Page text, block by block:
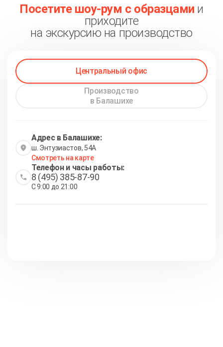
Посетите шоу-рум с образцами и
приходите
на экскурсию на производство
Центральный офис
Производство
в Балашихе
Адрес в Балашихе:
ш. Энтузиастов, 54А
Смотреть на карте
Телефон и часы работы:
8 (495) 385-87-90
С 9:00 до 21:00